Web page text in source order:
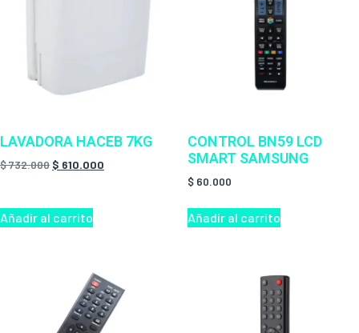
LAVADORA HACEB 7KG
$732.000 $ 610.000
Añadir al carrito
CONTROL BN59 LCD
SMART SAMSUNG
$ 60.000
Añadir al carrito